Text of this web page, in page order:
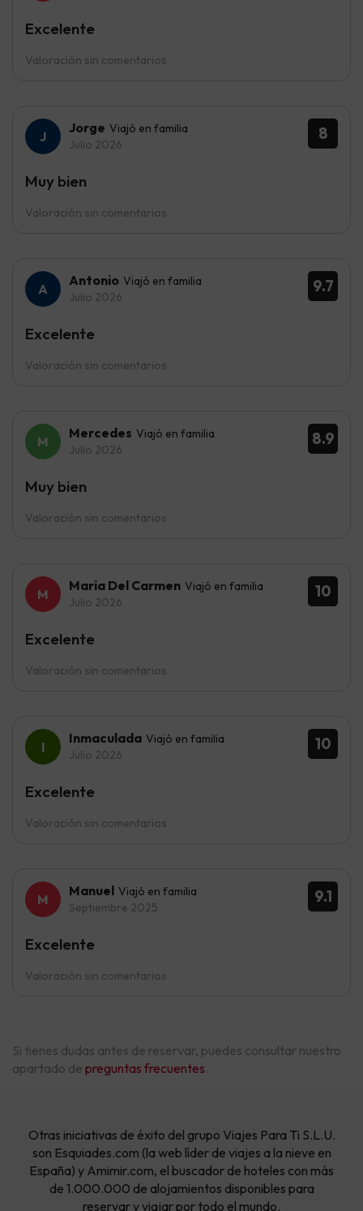
Valoración sin comentarios
Excelente
8
Jorge Viajó en familia
Julio 2026
Valoración sin comentarios
Muy bien
9.7
Antonio Viajó en familia
Julio 2026
Valoración sin comentarios
Excelente
8.9
Mercedes Viajó en familia
Julio 2026
Valoración sin comentarios
Muy bien
10
Maria Del Carmen Viajó en familia
Julio 2026
Valoración sin comentarios
Excelente
10
Inmaculada Viajó en familia
Julio 2026
Valoración sin comentarios
Excelente
9.1
Manuel Viajó en familia
Septiembre 2025
Valoración sin comentarios
Excelente
Si tienes dudas antes de reservar, puedes consultar nuestro
apartado de preguntas frecuentes.
Otras iniciativas de éxito del grupo Viajes Para Ti S.L.U.
son Esquiades.com (la web líder de viajes a la nieve en
España) y Amimir.com, el buscador de hoteles con más
de 1.000.000 de alojamientos disponibles para
reservar y viajar por todo el mundo.